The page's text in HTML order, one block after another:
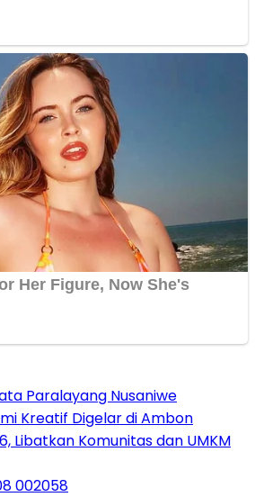
Kreatif Digelar di Ambon
Libatkan Komunitas dan UMKM